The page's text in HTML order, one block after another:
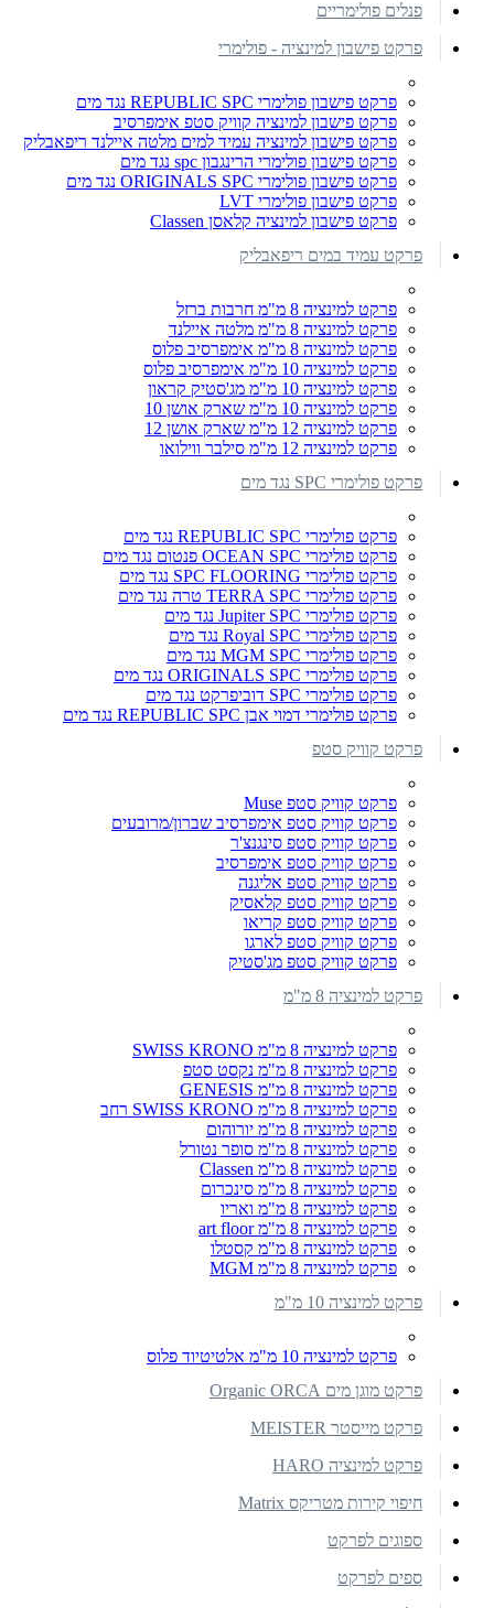
פנלים פולימריים
פרקט פישבון למינציה - פולימרי
פרקט פישבון פולימרי REPUBLIC SPC נגד מים
פרקט פישבון למינציה קוויק סטפ אימפרסיב
פרקט פישבון למינציה עמיד למים מלטה איילנד ריפאבליק
פרקט פישבון פולימרי הרינגבון spc נגד מים
פרקט פישבון פולימרי ORIGINALS SPC נגד מים
פרקט פישבון פולימרי LVT
פרקט פישבון למינציה קלאסן Classen
פרקט עמיד במים ריפאבליק
פרקט למינציה 8 מ"מ חרבות ברזל
פרקט למינציה 8 מ"מ מלטה איילנד
פרקט למינציה 8 מ"מ אימפרסיב פלוס
פרקט למינציה 10 מ"מ אימפרסיב פלוס
פרקט למינציה 10 מ"מ מג'סטיק קראון
פרקט למינציה 10 מ"מ שארק אושן 10
פרקט למינציה 12 מ"מ שארק אושן 12
פרקט למינציה 12 מ"מ סילבר ווילואו
פרקט פולימרי SPC נגד מים
פרקט פולימרי REPUBLIC SPC נגד מים
פרקט פולימרי OCEAN SPC פנטום נגד מים
פרקט פולימרי SPC FLOORING נגד מים
פרקט פולימרי TERRA SPC טרה נגד מים
פרקט פולימרי Jupiter SPC נגד מים
פרקט פולימרי Royal SPC נגד מים
פרקט פולימרי MGM SPC נגד מים
פרקט פולימרי ORIGINALS SPC נגד מים
פרקט פולימרי SPC דוביפרקט נגד מים
פרקט פולימרי דמוי אבן REPUBLIC SPC נגד מים
פרקט קוויק סטפ
פרקט קוויק סטפ Muse
פרקט קוויק סטפ אימפרסיב שברון/מרובעים
פרקט קוויק סטפ סינגנצ'ר
פרקט קוויק סטפ אימפרסיב
פרקט קוויק סטפ אליגנה
פרקט קוויק סטפ קלאסיק
פרקט קוויק סטפ קריאו
פרקט קוויק סטפ לארגו
פרקט קוויק סטפ מג'סטיק
פרקט למינציה 8 מ"מ
פרקט למינציה 8 מ"מ SWISS KRONO
פרקט למינציה 8 מ"מ נקסט סטפ
פרקט למינציה 8 מ"מ GENESIS
פרקט למינציה 8 מ"מ SWISS KRONO רחב
פרקט למינציה 8 מ"מ יורוהום
פרקט למינציה 8 מ"מ סופר נטורל
פרקט למינציה 8 מ"מ Classen
פרקט למינציה 8 מ"מ סינכרום
פרקט למינציה 8 מ"מ ואריו
פרקט למינציה 8 מ"מ art floor
פרקט למינציה 8 מ"מ קסטלו
פרקט למינציה 8 מ"מ MGM
פרקט למינציה 10 מ"מ
פרקט למינציה 10 מ"מ אלטיטיוד פלוס
פרקט מוגן מים Organic ORCA
פרקט מייסטר MEISTER
פרקט למינציה HARO
חיפוי קירות מטריקס Matrix
ספוגים לפרקט
ספים לפרקט